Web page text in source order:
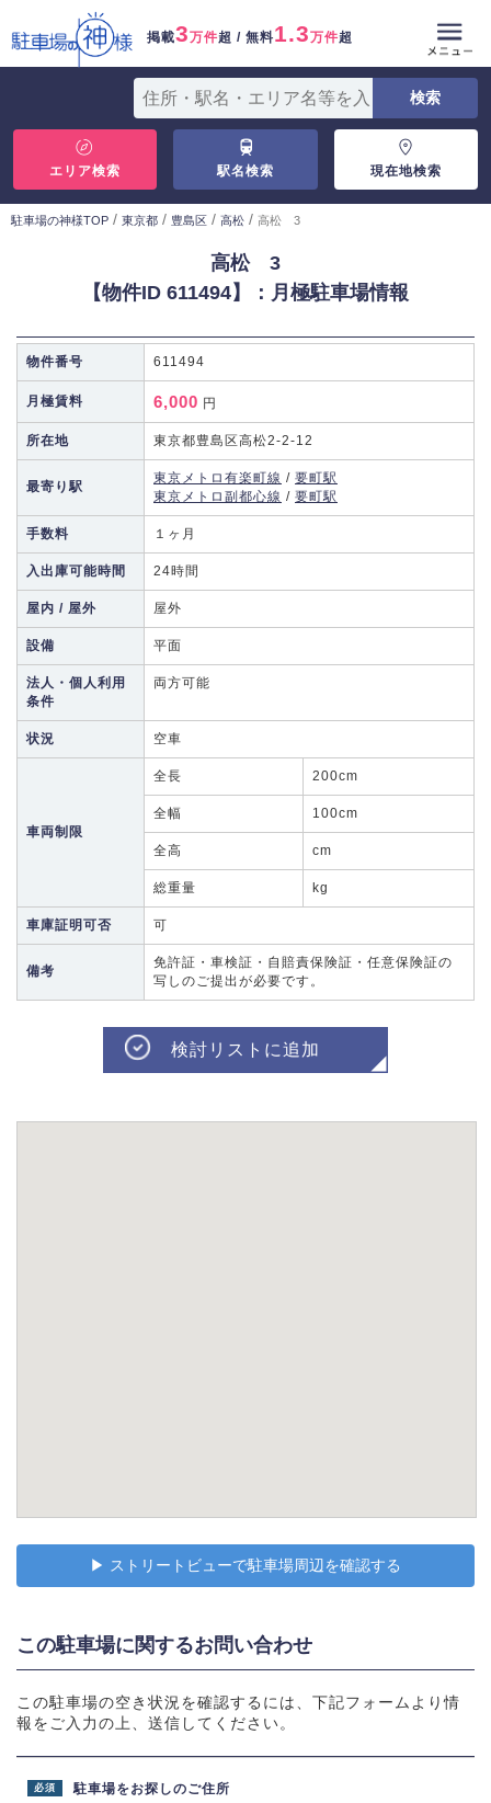
掲載3万件超 / 無料1.3万件超
エリア検索 駅名検索 現在地検索
駐車場の神様TOP / 東京都 / 豊島区 / 高松 / 高松 3
高松 3
【物件ID 611494】：月極駐車場情報
物件番号 611494
月極賃料 6,000 円
所在地 東京都豊島区高松2-2-12
最寄り駅
東京メトロ有楽町線 / 要町駅
東京メトロ副都心線 / 要町駅
手数料 １ヶ月
入出庫可能時間 24時間
屋内 / 屋外 屋外
設備 平面
法人・個人利用
条件
両方可能
状況 空車
車両制限
全長 200cm
全幅 100cm
全高 cm
総重量 kg
車庫証明可否 可
備考
免許証・車検証・自賠責保険証・任意保険証の
写しのご提出が必要です。
検討リストに追加
▶︎ ストリートビューで駐車場周辺を確認する
この駐車場に関するお問い合わせ
この駐車場の空き状況を確認するには、下記フォームより情
報をご入力の上、送信してください。
駐車場をお探しのご住所
必須